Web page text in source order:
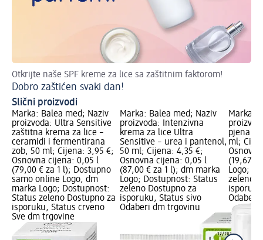
Otkrijte naše SPF kreme za lice sa zaštitnim faktorom!
Dobro zaštićen svaki dan!
Slični proizvodi
Marka: Balea med; Naziv
proizvoda: Ultra Sensitive
zaštitna krema za lice –
ceramidi i fermentirana
zob, 50 ml; Cijena: 3,95 €;
Osnovna cijena: 0,05 l
(79,00 € za 1 l); Dostupno
samo online Logo, dm
marka Logo; Dostupnost:
Status zeleno Dostupno za
isporuku, Status crveno
Sve dm trgovine
Marka: Balea med; Naziv
proizvoda: Intenzivna
krema za lice Ultra
Sensitive – urea i pantenol,
50 ml; Cijena: 4,35 €;
Osnovna cijena: 0,05 l
(87,00 € za 1 l); dm marka
Logo; Dostupnost: Status
zeleno Dostupno za
isporuku, Status sivo
Odaberi dm trgovinu
Marka:
pjena
ml;
(19,67 €
Logo;
zeleno
Odaberi